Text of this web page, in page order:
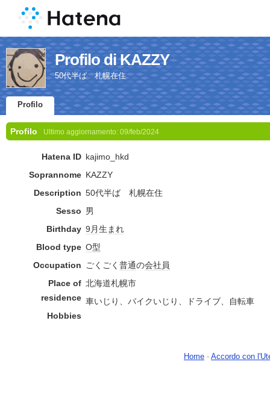
Profilo di KAZZY
50代半ば 札幌在住
Profilo
Profilo Ultimo aggiornamento: 09/feb/2024
Hatena ID kajimo_hkd
Soprannome KAZZY
Description 50代半ば 札幌在住
Sesso 男
Birthday 9月生まれ
Blood type O型
Occupation ごくごく 普通の会社員
Place of
residence
北海道札幌市
Hobbies
車いじり、バイクいじり、ドライブ、自転車
Home - Accordo con